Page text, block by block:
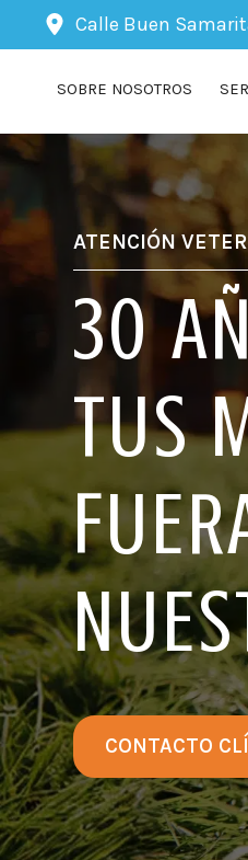
Calle Buen
SOBRE NOSOTROS
ATENCIÓN
30
TUS
CONTACTO